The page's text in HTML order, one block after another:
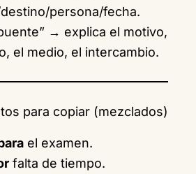
persona/fecha.
→ explica el motivo,
el medio, el intercambio.
para copiar (mezclados)
el examen.
falta de tiempo.